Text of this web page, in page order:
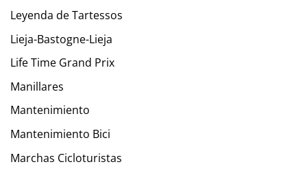
Leyenda de Tartessos
Lieja-Bastogne-Lieja
Life Time Grand Prix
Manillares
Mantenimiento
Mantenimiento Bici
Marchas Cicloturistas